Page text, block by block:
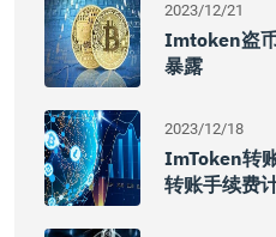
2023/12/21
Imtoken盗
暴露
2023/12/18
ImToken转
转账手续费